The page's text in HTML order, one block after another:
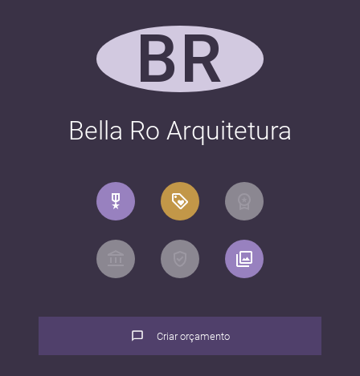
BR
Bella Ro Arquitetura
Criar orçamento